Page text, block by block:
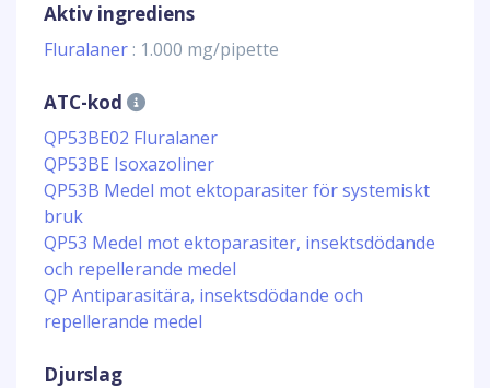
Aktiv ingrediens
Fluralaner : 1.000 mg/pipette
ATC-kod
QP53BE02 Fluralaner
QP53BE Isoxazoliner
QP53B Medel mot ektoparasiter för systemiskt
bruk
QP53 Medel mot ektoparasiter, insektsdödande
och repellerande medel
QP Antiparasitära, insektsdödande och
repellerande medel
Djurslag